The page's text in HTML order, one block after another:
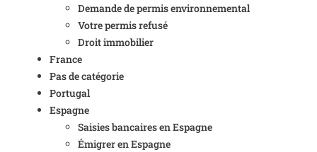
Demande de permis environnemental
Votre permis refusé
Droit immobilier
France
Pas de catégorie
Portugal
Espagne
Saisies bancaires en Espagne
Émigrer en Espagne